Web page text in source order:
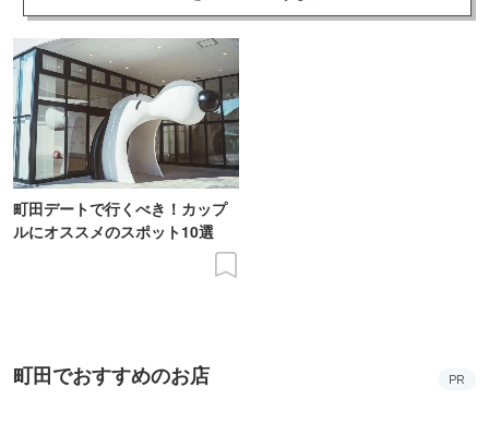
町田デートで行くべき！カップ
ルにオススメのスポット10選
町田でおすすめのお店 PR